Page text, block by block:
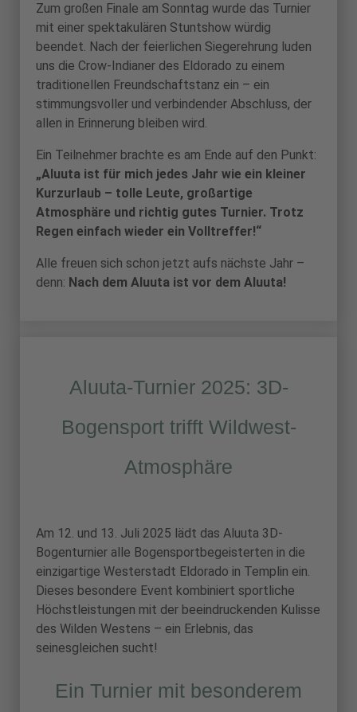
Zum großen Finale am Sonntag wurde das Turnier
mit einer spektakulären Stuntshow würdig
beendet. Nach der feierlichen Siegerehrung luden
uns die Crow-Indianer des Eldorado zu einem
traditionellen Freundschaftstanz ein – ein
stimmungsvoller und verbindender Abschluss, der
allen in Erinnerung bleiben wird.
Ein Teilnehmer brachte es am Ende auf den Punkt:
„Aluuta ist für mich jedes Jahr wie ein kleiner
Kurzurlaub – tolle Leute, großartige
Atmosphäre und richtig gutes Turnier. Trotz
Regen einfach wieder ein Volltreffer!“
Alle freuen sich schon jetzt aufs nächste Jahr –
denn: Nach dem Aluuta ist vor dem Aluuta!
Aluuta-Turnier 2025: 3D-
Bogensport trifft Wildwest-
Atmosphäre
Am 12. und 13. Juli 2025 lädt das Aluuta 3D-
Bogenturnier alle Bogensportbegeisterten in die
einzigartige Westerstadt Eldorado in Templin ein.
Dieses besondere Event kombiniert sportliche
Höchstleistungen mit der beeindruckenden Kulisse
des Wilden Westens – ein Erlebnis, das
seinesgleichen sucht!
Ein Turnier mit besonderem